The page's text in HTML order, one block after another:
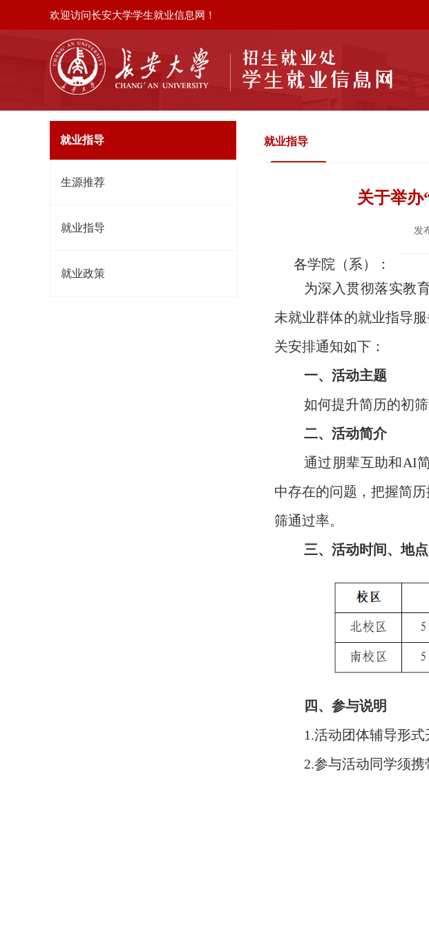
欢迎访问长安大学学生就业信息网！
就业指导
生源推荐
就业指导
就业政策
就业指导
关于举办
发
各学院（系）：
为深入贯彻落实教
未就业群体的就业指导
关安排通知如下：
一、活动主题
如何提升简历的初
二、活动简介
通过朋辈互助和 AI
中存在的问题，把握简
筛通过率。
三、活动时间、地点
四、参与说明
1.活动团体辅导形式
2.参与活动同学须携